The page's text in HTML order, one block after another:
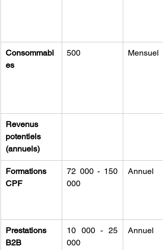
Consommabl
es
500 Mensuel
Revenus
potentiels
(annuels)
Formations
CPF
72 000 - 150
000
Annuel
Prestations
B2B
10 000 - 25
000
Annuel